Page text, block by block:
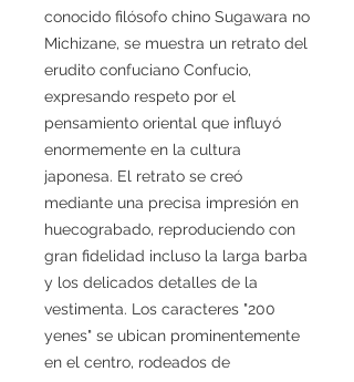
conocido filósofo chino Sugawara no
Michizane, se muestra un retrato del
erudito confuciano Confucio,
expresando respeto por el
pensamiento oriental que influyó
enormemente en la cultura
japonesa. El retrato se creó
mediante una precisa impresión en
huecograbado, reproduciendo con
gran fidelidad incluso la larga barba
y los delicados detalles de la
vestimenta. Los caracteres "200
yenes" se ubican prominentemente
en el centro, rodeados de